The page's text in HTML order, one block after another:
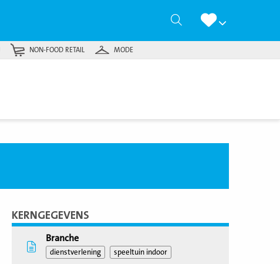
Zoeken
NON-FOOD RETAIL MODE
KERNGEGEVENS
Branche
dienstverlening speeltuin indoor